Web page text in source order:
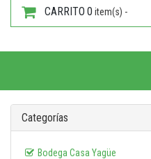
CARRITO 0 item(s) -
Categorías
Bodega Casa Yagüe